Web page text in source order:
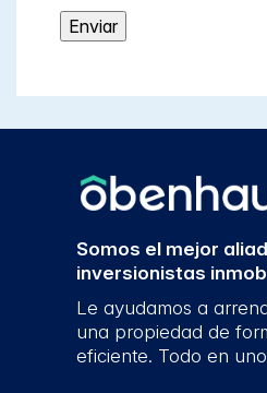
Somos el mejor
inversionistas
Le ayudamos a
una propiedad de
eficiente. Todo en